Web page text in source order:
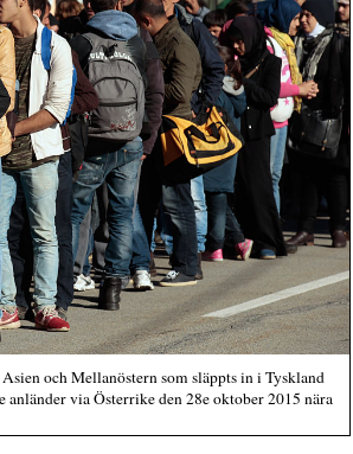
och Mellanöstern som släppts in i Tyskland
via Österrike den 28e oktober 2015 nära